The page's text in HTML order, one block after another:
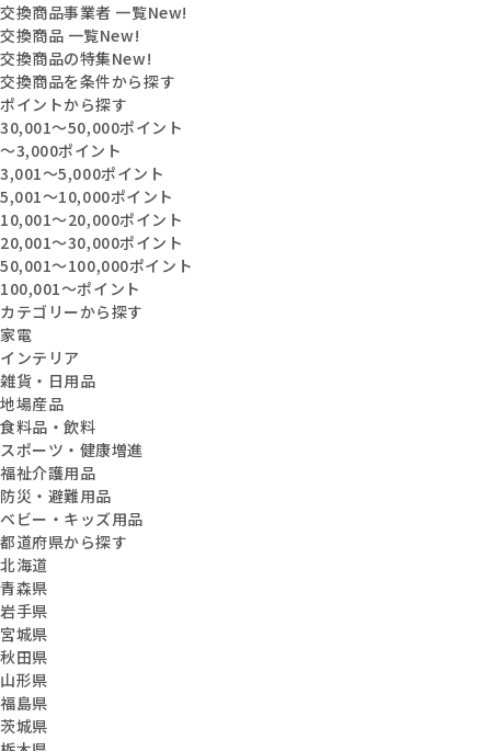
交換商品事業者 一覧New!
交換商品 一覧New!
交換商品の特集New!
交換商品を条件から探す
ポイントから探す
30,001〜50,000ポイント
〜3,000ポイント
3,001〜5,000ポイント
5,001〜10,000ポイント
10,001〜20,000ポイント
20,001〜30,000ポイント
50,001〜100,000ポイント
100,001〜ポイント
カテゴリーから探す
家電
インテリア
雑貨・日用品
地場産品
食料品・飲料
スポーツ・健康増進
福祉介護用品
防災・避難用品
ベビー・キッズ用品
都道府県から探す
北海道
青森県
岩手県
宮城県
秋田県
山形県
福島県
茨城県